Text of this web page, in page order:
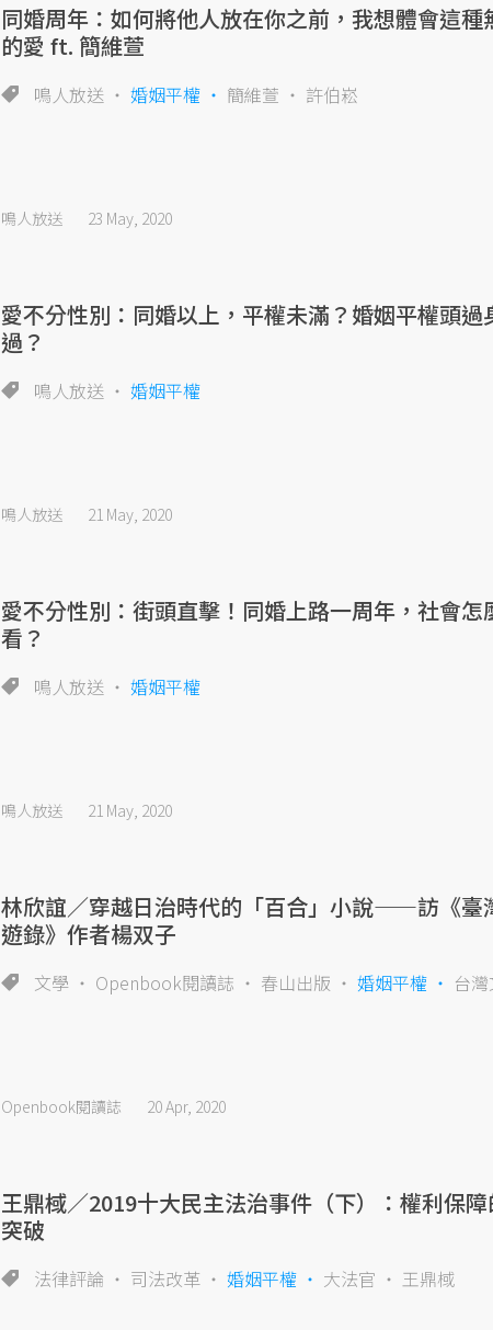
同婚周年：如何將他人放在你之前，我想體會這種
的愛 ft. 簡維萱
鳴人放送 婚姻平權 簡維萱 許伯崧
鳴人放送 23 May, 2020
愛不分性別：同婚以上，平權未滿？婚姻平權頭過
過？
鳴人放送 婚姻平權
鳴人放送 21 May, 2020
愛不分性別：街頭直擊！同婚上路一周年，社會怎
看？
鳴人放送 婚姻平權
鳴人放送 21 May, 2020
林欣誼／穿越日治時代的「百合」小說——訪《臺
遊錄》作者楊双子
文學 Openbook閱讀誌 春山出版 婚姻平權 台
Openbook閱讀誌 20 Apr, 2020
王鼎棫／2019十大民主法治事件（下）：權利保
突破
法律評論 司法改革 婚姻平權 大法官 王鼎棫